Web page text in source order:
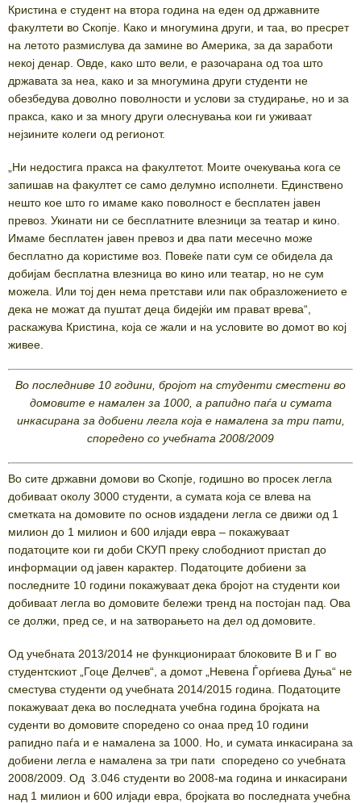
Кристина е студент на втора година на еден од државните
факултети во Скопје. Како и многумина други, и таа, во пресрет
на летото размислува да замине во Америка, за да заработи
некој денар. Овде, како што вели, е разочарана од тоа што
државата за неа, како и за многумина други студенти не
обезбедува доволно поволности и услови за студирање, но и за
пракса, како и за многу други олеснувања кои ги уживаат
нејзините колеги од регионот.
„Ни недостига пракса на факултетот. Моите очекувања кога се
запишав на факултет се само делумно исполнети. Единствено
нешто кое што го имаме како поволност е бесплатен јавен
превоз. Укинати ни се бесплатните влезници за театар и кино.
Имаме бесплатен јавен превоз и два пати месечно може
бесплатно да користиме воз. Повеќе пати сум се обидела да
добијам бесплатна влезница во кино или театар, но не сум
можела. Или тој ден нема претстави или пак образложението е
дека не можат да пуштат деца бидејќи им прават врева“,
раскажува Кристина, која се жали и на условите во домот во кој
живее.
Во последниве 10 години, бројот на студенти сместени во
домовите е намален за 1000, а рапидно паѓа и сумата
инкасирана за добиени легла која е намалена за три пати,
споредено со учебната 2008/2009
Во сите државни домови во Скопје, годишно во просек легла
добиваат околу 3000 студенти, а сумата која се влева на
сметката на домовите по основ издадени легла се движи од 1
милион до 1 милион и 600 илјади евра – покажуваат
податоците кои ги доби СКУП преку слободниот пристап до
информации од јавен карактер. Податоците добиени за
последните 10 години покажуваат дека бројот на студенти кои
добиваат легла во домовите бележи тренд на постојан пад. Ова
се должи, пред се, и на затворањето на дел од домовите.
Од учебната 2013/2014 не функционираат блоковите В и Г во
студентскиот „Гоце Делчев“, а домот „Невена Ѓорѓиева Дуња“ не
сместува студенти од учебната 2014/2015 година. Податоците
покажуваат дека во последната учебна година бројката на
суденти во домовите споредено со онаа пред 10 години
рапидно паѓа и е намалена за 1000. Но, и сумата инкасирана за
добиени легла е намалена за три пати споредено со учебната
2008/2009. Од 3.046 студенти во 2008-ма година и инкасирани
над 1 милион и 600 илјади евра, бројката во последната учебна